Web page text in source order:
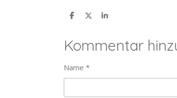
T
l
e
T
e
T
e
Kommentar
Name *